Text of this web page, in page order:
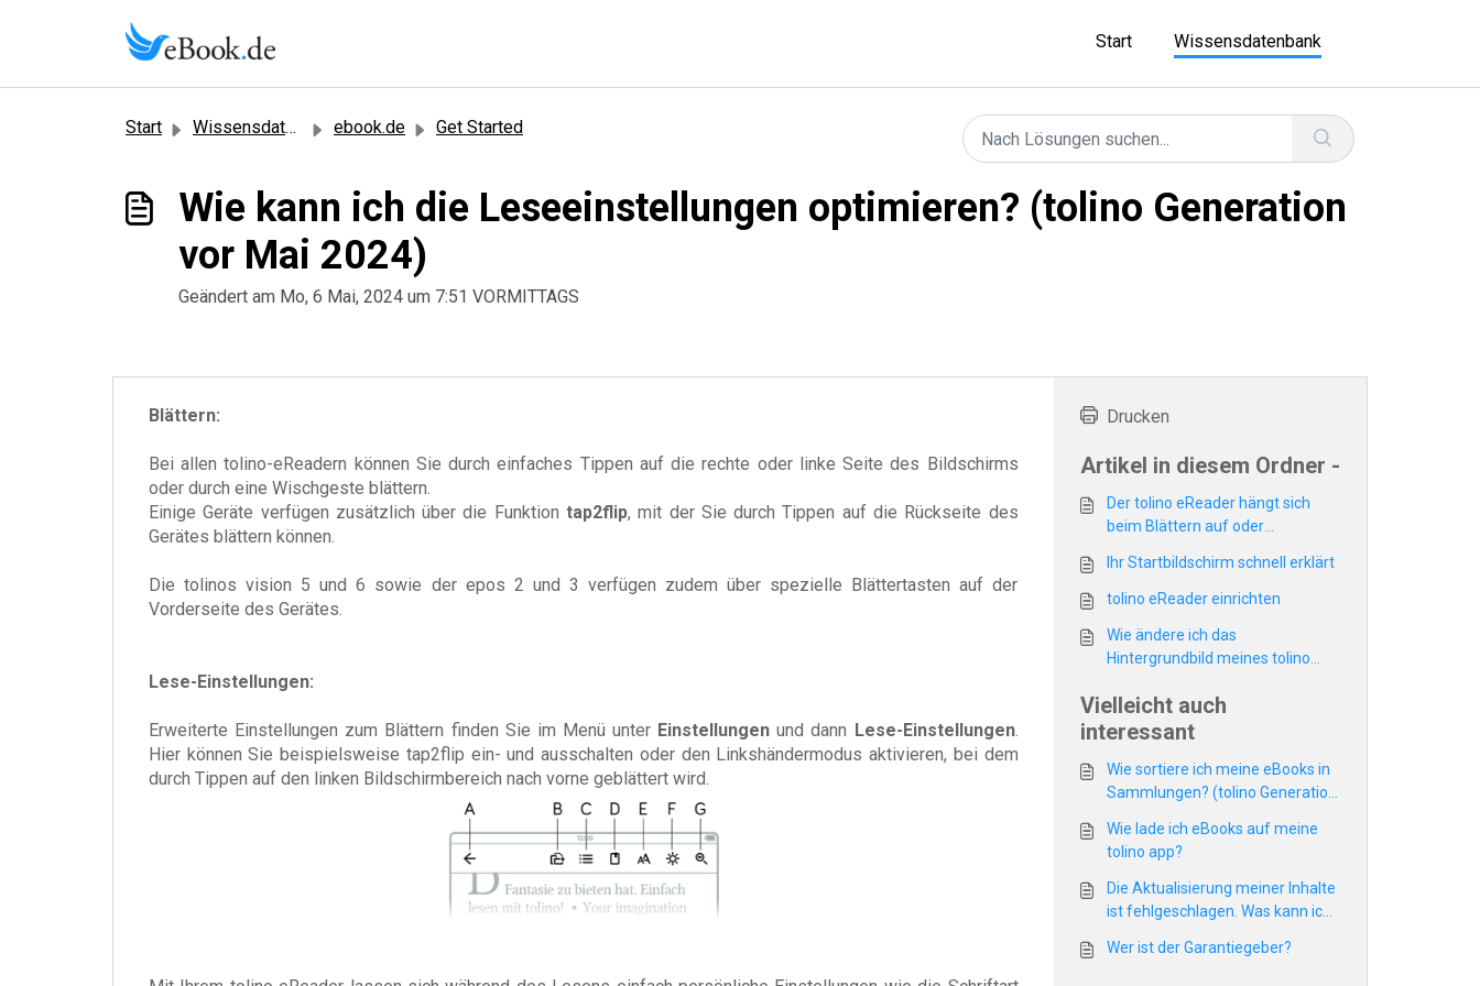
Start
Wissensdatenbank
Start Wissensdatenbank ebook.de Get Started
Wie kann ich die Leseeinstellungen optimieren? (tolino Generation
vor Mai 2024)
Geändert am Mo, 6 Mai, 2024 um 7:51 VORMITTAGS
Blättern:
Bei allen tolino-eReadern können Sie durch einfaches Tippen auf die rechte oder linke Seite des Bildschirms
oder durch eine Wischgeste blättern.
Einige Geräte verfügen zusätzlich über die Funktion tap2flip, mit der Sie durch Tippen auf die Rückseite des
Gerätes blättern können.
Die tolinos vision 5 und 6 sowie der epos 2 und 3 verfügen zudem über spezielle Blättertasten auf der
Vorderseite des Gerätes.
Lese-Einstellungen:
Erweiterte Einstellungen zum Blättern finden Sie im Menü unter Einstellungen und dann Lese-Einstellungen.
Hier können Sie beispielsweise tap2flip ein- und ausschalten oder den Linkshändermodus aktivieren, bei dem
durch Tippen auf den linken Bildschirmbereich nach vorne geblättert wird.
Drucken
Artikel in diesem Ordner -
Der tolino eReader hängt sich
beim Blättern auf oder
Ihr Startbildschirm schnell erklärt
tolino eReader einrichten
Wie ändere ich das
Hintergrundbild meines tolino
Vielleicht auch
interessant
Wie sortiere ich meine eBooks in
Sammlungen? (tolino Generation
Wie lade ich eBooks auf meine
tolino app?
Die Aktualisierung meiner Inhalte
ist fehlgeschlagen. Was kann ich
Wer ist der Garantiegeber?